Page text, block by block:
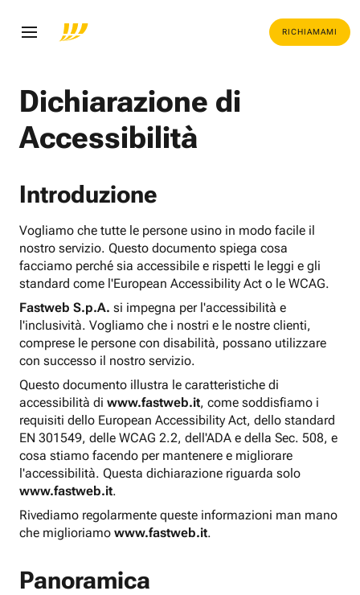
RICHIAMAMI
Dichiarazione di
Accessibilità
Introduzione
Vogliamo che tutte le persone usino in modo facile il
nostro servizio. Questo documento spiega cosa
facciamo perché sia accessibile e rispetti le leggi e gli
standard come l'European Accessibility Act o le WCAG.
Fastweb S.p.A. si impegna per l'accessibilità e
l'inclusività. Vogliamo che i nostri e le nostre clienti,
comprese le persone con disabilità, possano utilizzare
con successo il nostro servizio.
Questo documento illustra le caratteristiche di
accessibilità di www.fastweb.it, come soddisfiamo i
requisiti dello European Accessibility Act, dello standard
EN 301549, delle WCAG 2.2, dell'ADA e della Sec. 508, e
cosa stiamo facendo per mantenere e migliorare
l'accessibilità. Questa dichiarazione riguarda solo
www.fastweb.it.
Rivediamo regolarmente queste informazioni man mano
che miglioriamo www.fastweb.it.
Panoramica